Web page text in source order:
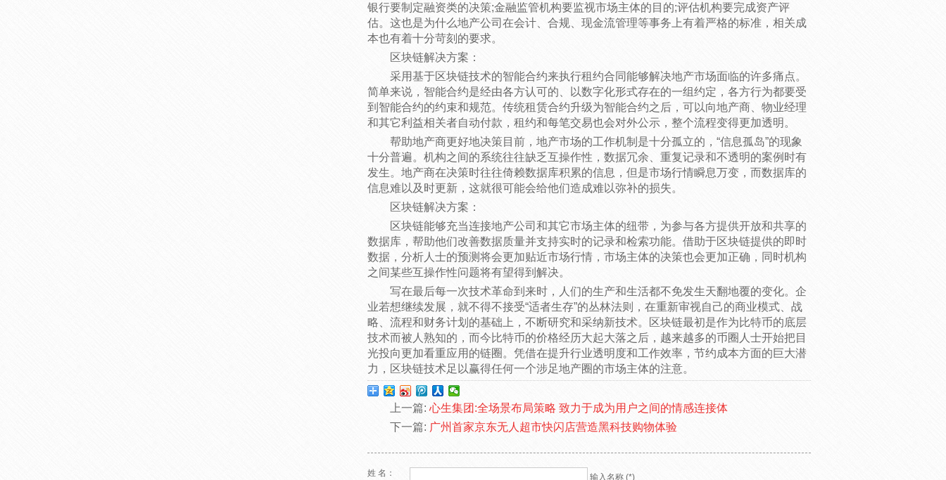
银行要制定融资类的决策;金融监管机构要监视市场主体的目的;评估机构要完成资产评
估。这也是为什么地产公司在会计、合规、现金流管理等事务上有着严格的标准，相关成
本也有着十分苛刻的要求。
区块链解决方案：
采用基于区块链技术的智能合约来执行租约合同能够解决地产市场面临的许多痛点。
简单来说，智能合约是经由各方认可的、以数字化形式存在的一组约定，各方行为都要受
到智能合约的约束和规范。传统租赁合约升级为智能合约之后，可以向地产商、物业经理
和其它利益相关者自动付款，租约和每笔交易也会对外公示，整个流程变得更加透明。
帮助地产商更好地决策目前，地产市场的工作机制是十分孤立的，“信息孤岛”的现象
十分普遍。机构之间的系统往往缺乏互操作性，数据冗余、重复记录和不透明的案例时有
发生。地产商在决策时往往倚赖数据库积累的信息，但是市场行情瞬息万变，而数据库的
信息难以及时更新，这就很可能会给他们造成难以弥补的损失。
区块链解决方案：
区块链能够充当连接地产公司和其它市场主体的纽带，为参与各方提供开放和共享的
数据库，帮助他们改善数据质量并支持实时的记录和检索功能。借助于区块链提供的即时
数据，分析人士的预测将会更加贴近市场行情，市场主体的决策也会更加正确，同时机构
之间某些互操作性问题将有望得到解决。
写在最后每一次技术革命到来时，人们的生产和生活都不免发生天翻地覆的变化。企
业若想继续发展，就不得不接受“适者生存”的丛林法则，在重新审视自己的商业模式、战
略、流程和财务计划的基础上，不断研究和采纳新技术。区块链最初是作为比特币的底层
技术而被人熟知的，而今比特币的价格经历大起大落之后，越来越多的币圈人士开始把目
光投向更加看重应用的链圈。凭借在提升行业透明度和工作效率，节约成本方面的巨大潜
力，区块链技术足以赢得任何一个涉足地产圈的市场主体的注意。
上一篇: 心生集团:全场景布局策略 致力于成为用户之间的情感连接体
下一篇: 广州首家京东无人超市快闪店营造黑科技购物体验
姓 名： 输入名称 (*)